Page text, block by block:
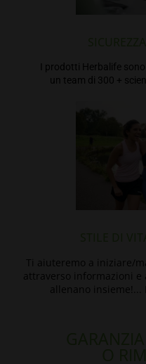
I prodotti Herbalife
un team di 300 +
Ti aiuteremo a iniziare/
attraverso informazioni e
allenano insieme!...